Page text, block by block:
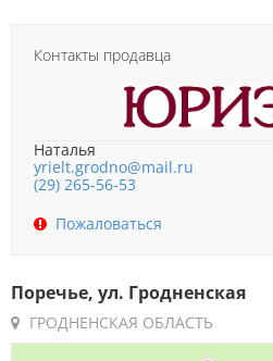
Контакты продавца
Наталья
yrielt.grodno@mail.ru
(29) 265-56-53
Пожаловаться
Поречье, ул. Гродненская
ГРОДНЕНСКАЯ ОБЛАСТЬ